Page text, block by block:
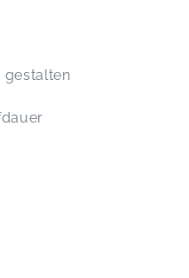
gestalten